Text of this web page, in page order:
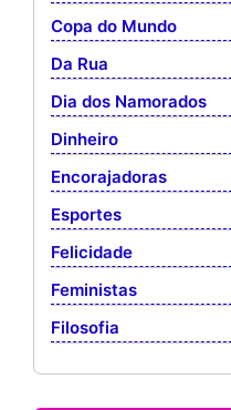
Copa do Mundo
Da Rua
Dia dos Namorados
Dinheiro
Encorajadoras
Esportes
Felicidade
Feministas
Filosofia